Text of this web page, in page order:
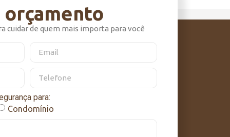
cuidar de quem mais importa para você
para:
Condomínio